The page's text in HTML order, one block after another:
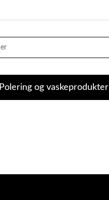
Polering og vaskeprodukter